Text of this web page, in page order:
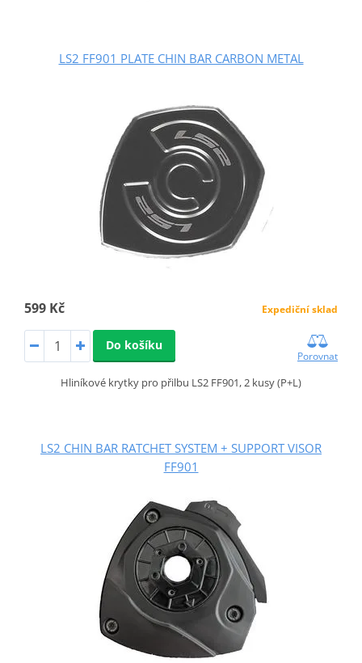
LS2 FF901 PLATE CHIN BAR CARBON METAL
599 Kč Expediční sklad
Do košíku
Porovnat
Hliníkové krytky pro přilbu LS2 FF901, 2 kusy (P+L)
LS2 CHIN BAR RATCHET SYSTEM + SUPPORT VISOR
FF901